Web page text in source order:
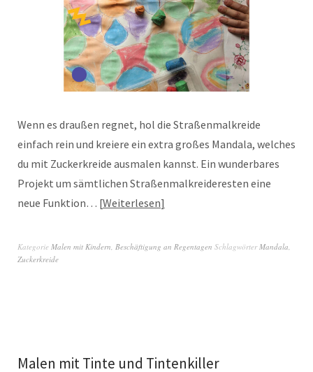
Wenn es draußen regnet, hol die Straßenmalkreide
einfach rein und kreiere ein extra großes Mandala, welches
du mit Zuckerkreide ausmalen kannst. Ein wunderbares
Projekt um sämtlichen Straßenmalkreideresten eine
neue Funktion… Weiterlesen
Kategorie Malen mit Kindern, Beschäftigung an Regentagen SchlagwörterMandala,
Zuckerkreide
Malen mit Tinte und Tintenkiller